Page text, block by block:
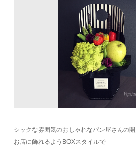
シックな雰囲気のおしゃれなパン屋さんの
お店に飾れるようBOXスタイルで